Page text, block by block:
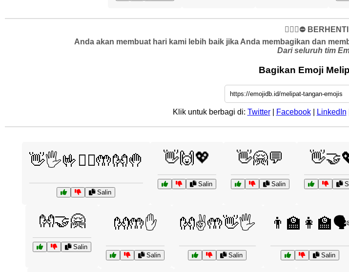
✋🏻🛑⛔️ BERHENTI
Anda akan membuat hari kami lebih baik jika Anda membagikan dan
Dari seluruh tim
Bagikan Emoji
Klik untuk berbagi di: Twitter| Facebook| LinkedIn
👋🖐️🤟✋🏽🤲👐🤚
Salin
👋🙌💖
Salin
👋🤗💬
Salin
👐🤝🤗
Salin
👐🤲✋
Salin
👐✌️🤲👋🖐️
Salin
👨‍🏫👩‍🏫🗣️
Salin